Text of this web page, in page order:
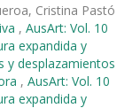
Cristina Pastó
, AusArt: Vol. 10
expandida y
y desplazamientos
, AusArt: Vol. 10
expandida y